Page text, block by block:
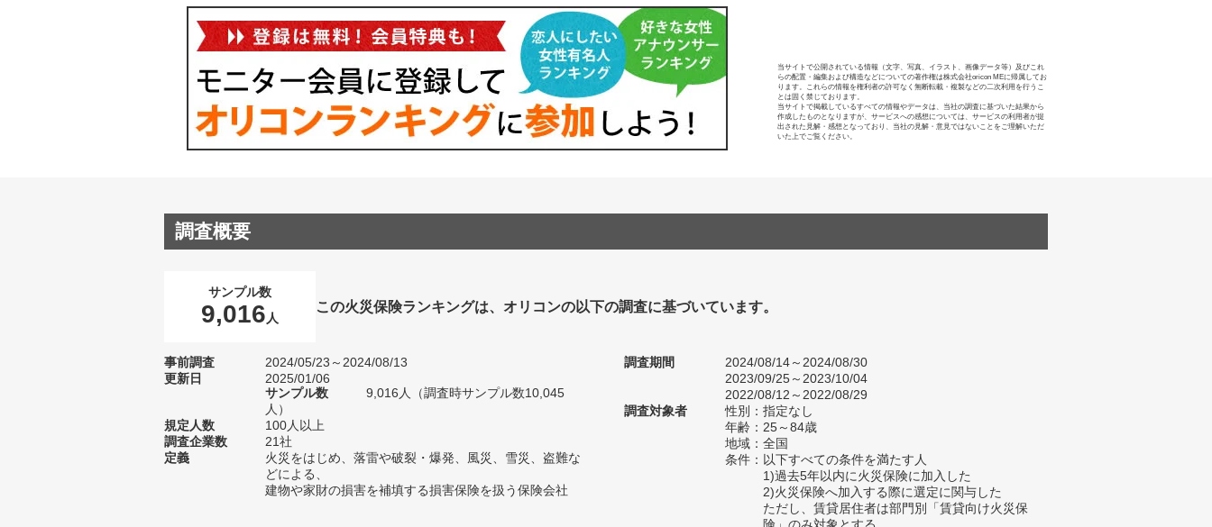
当サイトで公開されている情報（文字、写真、イラスト、画像データ等）及びこれ
らの配置・編集および構造などについての著作権は株式会社oricon MEに帰属してお
ります。これらの情報を権利者の許可なく無断転載・複製などの二次利用を行うこ
とは固く禁じております。
当サイトで掲載しているすべての情報やデータは、当社の調査に基づいた結果から
作成したものとなりますが、サービスへの感想については、サービスの利用者が提
出された見解・感想となっており、当社の見解・意見ではないことをご理解いただ
いた上でご覧ください。
調査概要
サンプル数
9,016 人
この火災保険ランキングは、オリコンの以下の調査に基づいています。
事前調査
2024/05/23～2024/08/13
更新日
2025/01/06
サンプル数
9,016人（調査時サンプル数10,045
人）
規定人数
100人以上
調査企業数
21社
定義
火災をはじめ、落雷や破裂・爆発、風災、雪災、盗難な
どによる、
建物や家財の損害を補填する損害保険を扱う保険会社
調査期間
2024/08/14～2024/08/30
2023/09/25～2023/10/04
2022/08/12～2022/08/29
調査対象者
性別：指定なし
年齢：25～84歳
地域：全国
条件：以下すべての条件を満たす人
1)過去5年以内に火災保険に加入した
2)火災保険へ加入する際に選定に関与した
ただし、賃貸居住者は部門別「賃貸向け火災保